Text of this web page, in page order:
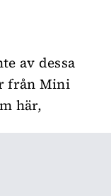
av dessa
från Mini
här,